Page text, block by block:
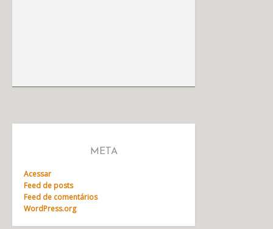
META
Acessar
Feed de posts
Feed de comentários
WordPress.org